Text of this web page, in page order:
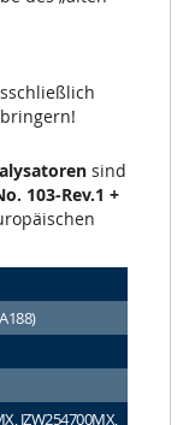
sind
103-Rev.1 +
JZW254700MX,